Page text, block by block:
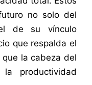
no solo del
de su vínculo
que respalda el
la cabeza del
productividad